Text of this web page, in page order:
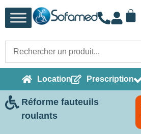
Location Prescription
Réforme fauteuils
roulants